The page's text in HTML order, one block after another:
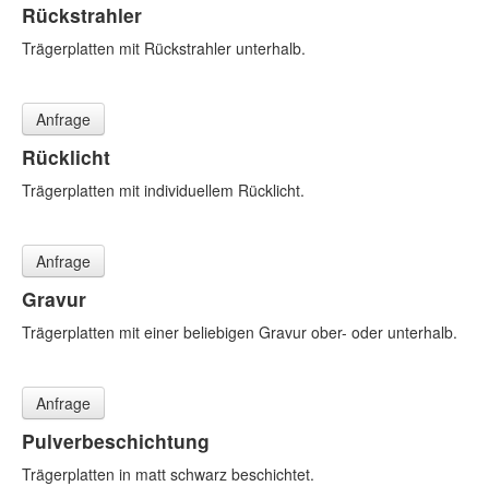
Rückstrahler
Trägerplatten mit Rückstrahler unterhalb.
Anfrage
Rücklicht
Trägerplatten mit individuellem Rücklicht.
Anfrage
Gravur
Trägerplatten mit einer beliebigen Gravur ober- oder unterhalb.
Anfrage
Pulverbeschichtung
Trägerplatten in matt schwarz beschichtet.